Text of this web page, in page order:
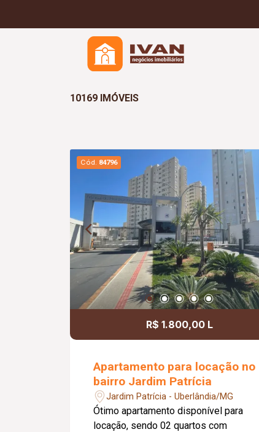
10169 IMÓVEIS
Cód. 84796
R$ 1.800,00 L
Apartamento para locação no
bairro Jardim Patrícia
Jardim Patrícia - Uberlândia/MG
Ótimo apartamento disponível para
locação, sendo 02 quartos com